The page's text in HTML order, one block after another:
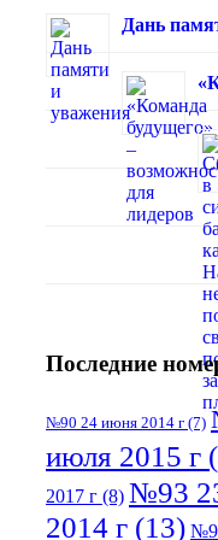
Дань
Последние
№90 24 июня 2014 г (7)
июля 2015 г
2017 г (8) №93
2014 г (13)